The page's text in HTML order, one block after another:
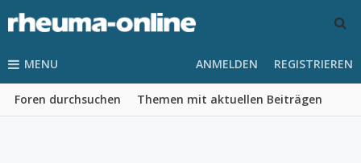
MENU
Foren durchsuchen Themen mit aktuellen Beiträgen
ANMELDEN REGISTRIEREN